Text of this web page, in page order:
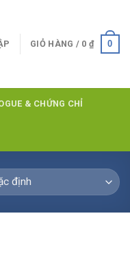
GIỎ HÀNG / 0 ₫ 0
& CHỨNG CHỈ